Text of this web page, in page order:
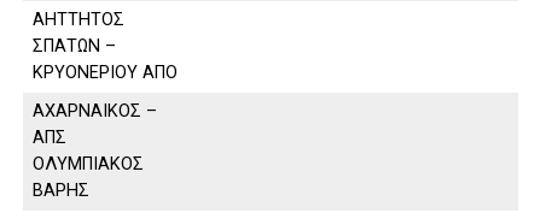
ΑΗΤΤΗΤΟΣ
ΣΠΑΤΩΝ –
ΚΡΥΟΝΕΡΙΟΥ ΑΠΟ
ΑΧΑΡΝΑΙΚΟΣ –
ΑΠΣ
ΟΛΥΜΠΙΑΚΟΣ
ΒΑΡΗΣ